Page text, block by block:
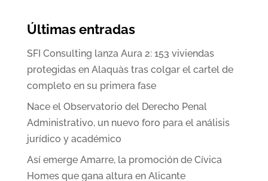
Últimas entradas
SFI Consulting lanza Aura 2: 153 viviendas
protegidas en Alaquàs tras colgar el cartel de
completo en su primera fase
Nace el Observatorio del Derecho Penal
Administrativo, un nuevo foro para el análisis
jurídico y académico
Así emerge Amarre, la promoción de Cívica
Homes que gana altura en Alicante